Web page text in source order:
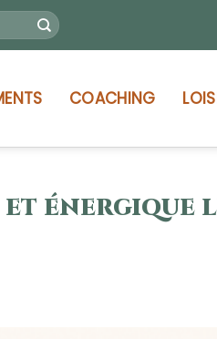
COACHING
énergique